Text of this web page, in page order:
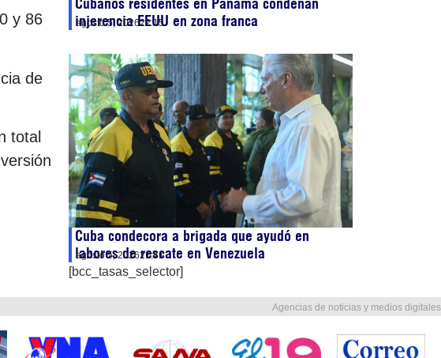
y 86
de
total
Cubanos residentes en Panamá condenan
injerencia EEUU en zona franca
agosto 5, 202622:15
Cuba condecora a brigada que ayudó en
labores de rescate en Venezuela
agosto 5, 202621:41
[bcc_tasas_selector]
Agencias de noticias y medios digitales